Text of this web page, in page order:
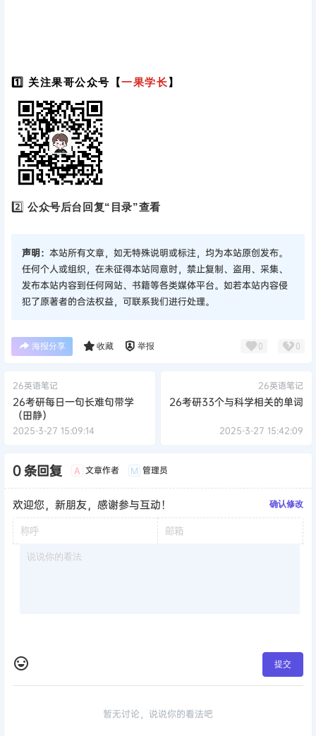
1️⃣ 关注果哥公众号【一果学长】
2️⃣公众号后台回复“目录”查看
声明： 本站所有文章，如无特殊说明或标注，均为本站原创发布。
任何个人或组织，在未征得本站同意时，禁止复制、盗用、采集、
发布本站内容到任何网站、书籍等各类媒体平台。如若本站内容侵
犯了原著者的合法权益，可联系我们进行处理。
海报分享 收藏 举报 0 0
26英语笔记
26考研每日一句长难句带学
（田静）
2025-3-27 15:09:14
26英语笔记
26考研33个与科学相关的单词
2025-3-27 15:42:09
0 条回复 A 文章作者 M 管理员
欢迎您，新朋友，感谢参与互动！ 确认修改
提交
暂无讨论，说说你的看法吧